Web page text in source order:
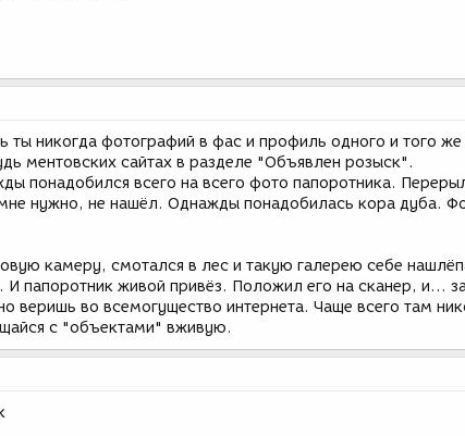
ты никогда фотографий в фас и профиль одного и того
ментовских сайтах в разделе "Объявлен розыск".
понадобился всего на всего фото папоротника.
нужно, не нашёл. Однажды понадобилась кора дуба.
камеру, смотался в лес и такую галерею себе
И папоротник живой привёз. Положил его на сканер, и...
веришь во всемогущество интернета. Чаще всего там
с "объектами" вживую.